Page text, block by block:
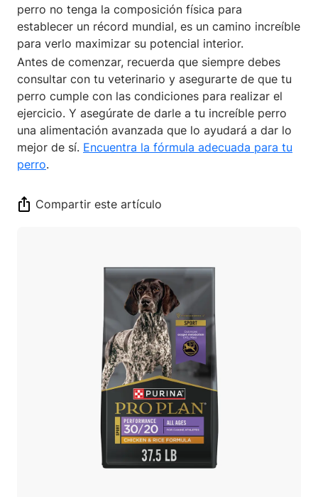
perro no tenga la composición física para
establecer un récord mundial, es un camino increíble
para verlo maximizar su potencial interior.
Antes de comenzar, recuerda que siempre debes
consultar con tu veterinario y asegurarte de que tu
perro cumple con las condiciones para realizar el
ejercicio. Y asegúrate de darle a tu increíble perro
una alimentación avanzada que lo ayudará a dar lo
mejor de sí. Encuentra la fórmula adecuada para tu
perro.
Compartir este artículo